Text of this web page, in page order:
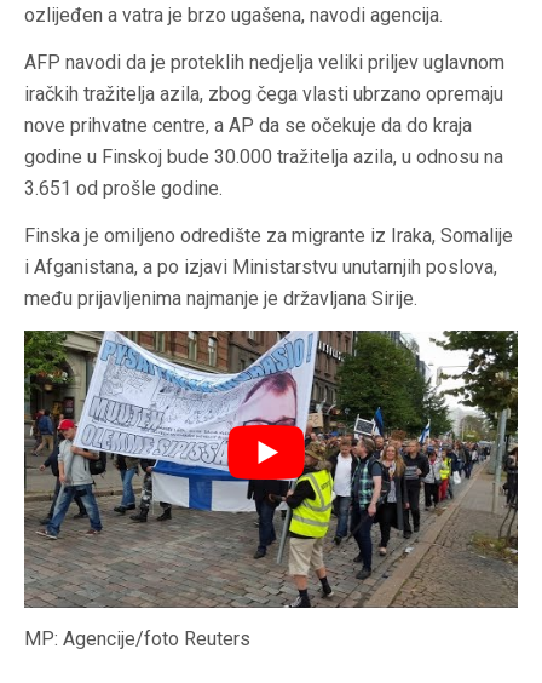
ozlijeđen a vatra je brzo ugašena, navodi agencija.
AFP navodi da je proteklih nedjelja veliki priljev uglavnom
iračkih tražitelja azila, zbog čega vlasti ubrzano opremaju
nove prihvatne centre, a AP da se očekuje da do kraja
godine u Finskoj bude 30.000 tražitelja azila, u odnosu na
3.651 od prošle godine.
Finska je omiljeno odredište za migrante iz Iraka, Somalije
i Afganistana, a po izjavi Ministarstvu unutarnjih poslova,
među prijavljenima najmanje je državljana Sirije.
MP: Agencije/foto Reuters